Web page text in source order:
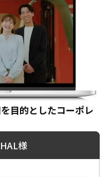
目的としたコーポレ
様